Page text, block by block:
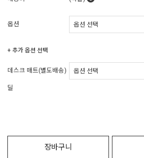
옵션
+ 추가 옵션 선택
데스크 매트(별도배송)
딜
장바구니